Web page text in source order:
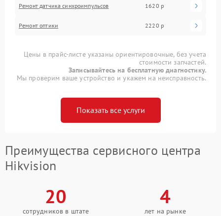
Ремонт датчика синхроимпульсов 1620 р
Ремонт оптики 2220 р
Цены в прайс-листе указаны ориентировочные, без учета
стоимости запчастей.
Записывайтесь на бесплатную диагностику.
Мы проверим ваше устройство и укажем на неисправность.
Показать все услуги
Преимущества сервисного центра
Hikvision
20
сотрудников в штате
4
лет на рынке